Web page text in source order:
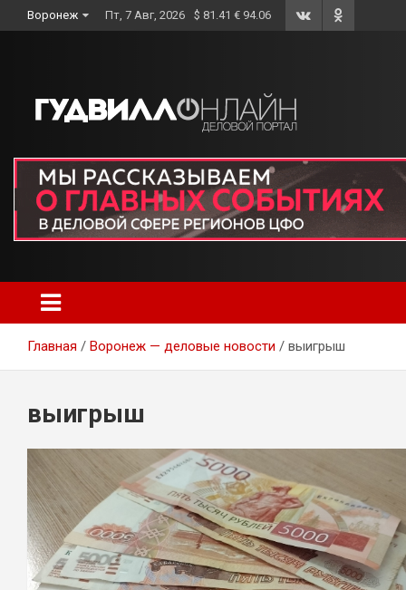
to
Воронеж Пт, 7 Авг, 2026 $ 81.41 € 94.06
Главная Воронеж — деловые новости выигрыш
выигрыш